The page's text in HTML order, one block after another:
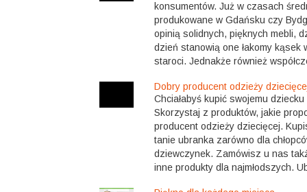
konsumentów. Już w czasach
produkowane w Gdańsku czy
opinią solidnych, pięknych mebli,
dzień stanowią one łakomy kąsek
staroci. Jednakże również
Dobry producent odzieży
Chciałabyś kupić swojemu
Skorzystaj z produktów, jakie
producent odzieży dziecięcej.
tanie ubranka zarówno dla
dziewczynek. Zamówisz u nas
inne produkty dla najmłodszych.